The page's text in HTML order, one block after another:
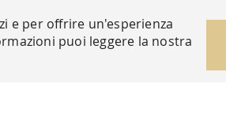
e per offrire un'esperienza
puoi leggere la nostra